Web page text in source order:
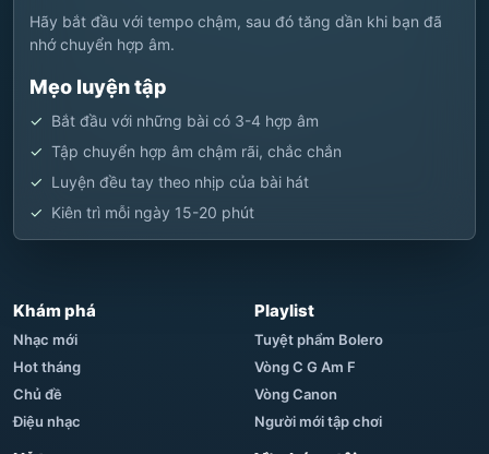
Hãy bắt đầu với tempo chậm, sau đó tăng dần khi bạn đã
nhớ chuyển hợp âm.
Mẹo luyện tập
Bắt đầu với những bài có 3-4 hợp âm
Tập chuyển hợp âm chậm rãi, chắc chắn
Luyện đều tay theo nhịp của bài hát
Kiên trì mỗi ngày 15-20 phút
Khám phá
Nhạc mới
Hot tháng
Chủ đề
Điệu nhạc
Playlist
Tuyệt phẩm Bolero
Vòng C G Am F
Vòng Canon
Người mới tập chơi